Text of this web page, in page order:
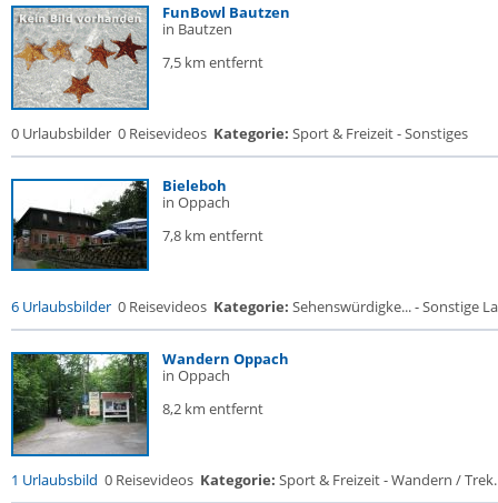
FunBowl Bautzen
in Bautzen
7,5 km entfernt
0 Urlaubsbilder 0 Reisevideos Kategorie: Sport & Freizeit - Sonstiges
Bieleboh
in Oppach
7,8 km entfernt
6 Urlaubsbilder 0 Reisevideos Kategorie: Sehenswürdigke... - Sonstige
Wandern Oppach
in Oppach
8,2 km entfernt
1 Urlaubsbild 0 Reisevideos Kategorie: Sport & Freizeit - Wandern /